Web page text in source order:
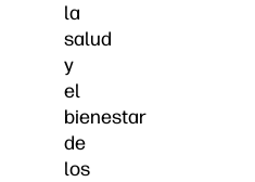
la
salud
y
el
bienestar
de
los